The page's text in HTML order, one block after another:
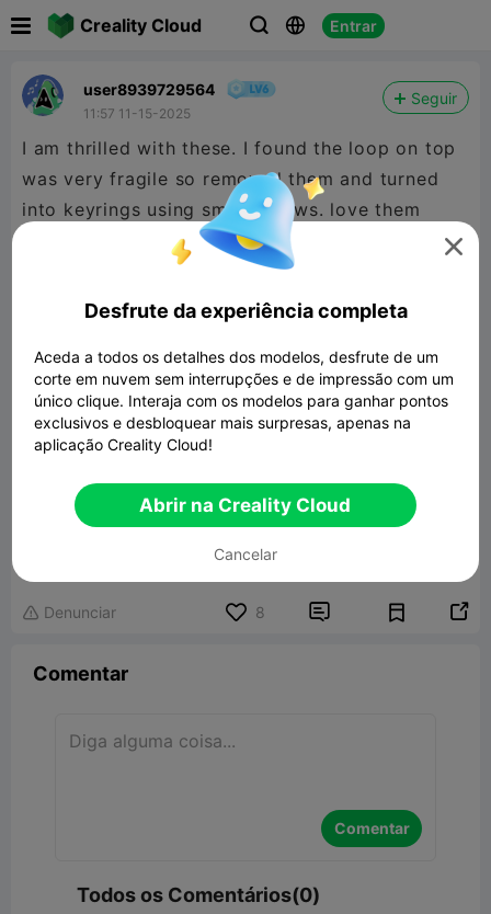
Creality Cloud   Entrar
user8939729564
11:57 11-15-2025
Seguir
I am thrilled with these. I found the loop on top
was very fragile so removed them and turned
into keyrings using small screws. love them
Highland cow keychain
Modelo 3D Relacionado
 Denunciar 8  
Comentar
Comentar
Todos os Comentários(0)

Desfrute da experiência completa
Aceda a todos os detalhes dos modelos, desfrute de um
corte em nuvem sem interrupções e de impressão com um
único clique. Interaja com os modelos para ganhar pontos
exclusivos e desbloquear mais surpresas, apenas na
aplicação Creality Cloud!
Abrir na Creality Cloud
Cancelar